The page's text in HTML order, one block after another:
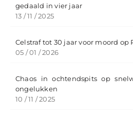
gedaald in vier jaar
13 / 11 / 2025
Celstraf tot 30 jaar voor moord op
05 / 01 / 2026
Chaos in ochtendspits op
ongelukken
10 / 11 / 2025